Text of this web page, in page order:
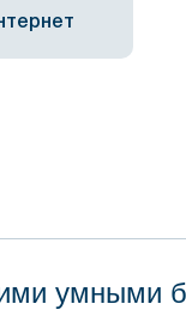
умными